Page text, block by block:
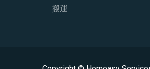
搬運